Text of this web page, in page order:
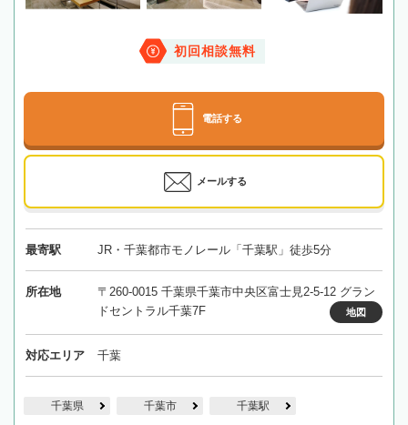
初回相談無料
電話する
メールする
最寄駅 JR・千葉都市モノレール「千葉駅」徒歩5分
所在地
〒260-0015 千葉県千葉市中央区富士見2-5-12 グラン
ドセントラル千葉7F
地図
対応エリア 千葉
千葉県 千葉市 千葉駅